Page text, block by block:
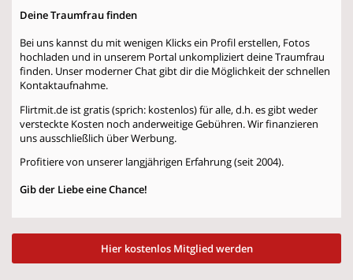
Deine Traumfrau finden
Bei uns kannst du mit wenigen Klicks ein Profil erstellen, Fotos
hochladen und in unserem Portal unkompliziert deine Traumfrau
finden. Unser moderner Chat gibt dir die Möglichkeit der schnellen
Kontaktaufnahme.
Flirtmit.de ist gratis (sprich: kostenlos) für alle, d.h. es gibt weder
versteckte Kosten noch anderweitige Gebühren. Wir finanzieren
uns ausschließlich über Werbung.
Profitiere von unserer langjährigen Erfahrung (seit 2004).
Gib der Liebe eine Chance!
Hier kostenlos Mitglied werden